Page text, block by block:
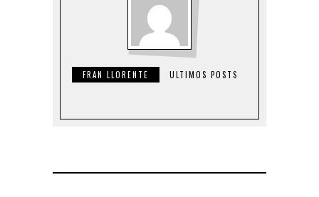
FRAN LLORENTE ULTIMOS POSTS